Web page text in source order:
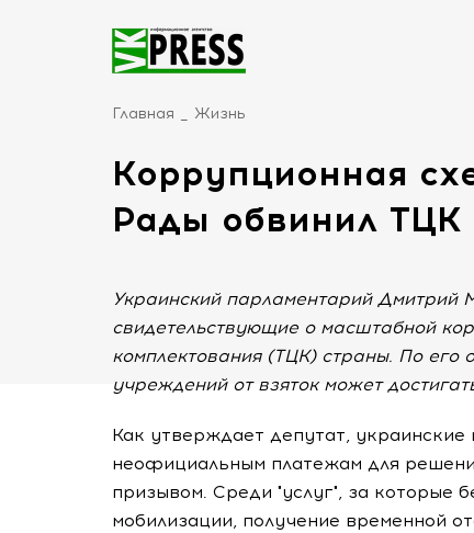
Главная Жизнь
Коррупционная
Рады обвинил ТЦК
Украинский парламентарий Дмитрий
свидетельствующие о масштабной
комплектования (ТЦК) страны. По его
учреждений от взяток может
Как утверждает депутат,
неофициальным платежам для
призывом. Среди "услуг", за которые
мобилизации, получение временной